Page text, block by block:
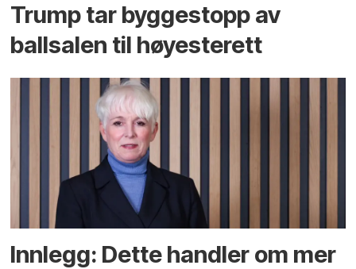
Trump tar byggestopp av
ballsalen til høyesterett
Innlegg: Dette handler om mer